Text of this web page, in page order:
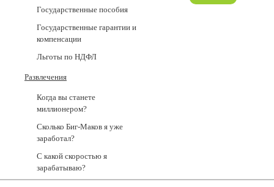
Государственные пособия
Государственные гарантии и
компенсации
Льготы по НДФЛ
Развлечения
Когда вы станете
миллионером?
Сколько Биг-Маков я уже
заработал?
С какой скоростью я
зарабатываю?